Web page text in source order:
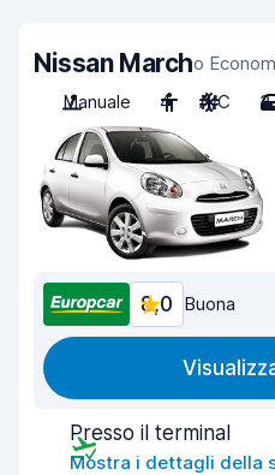
Nissan Marcho
Manuale
4 A/C 3
8,0 Buona
Presso il terminal
Mostra i dettagli della